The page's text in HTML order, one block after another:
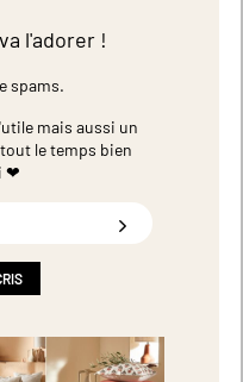
l'adorer !
spams.
mais aussi un
le temps bien
❤